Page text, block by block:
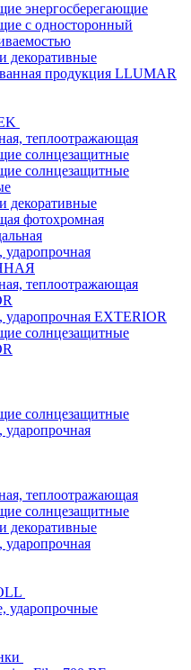
энергосберегающие
с односторонный
декоративные
продукция LLUMAR
теплоотражающая
солнцезащитные
солнцезащитные
декоративные
фотохромная
ударопрочная
теплоотражающая
ударопрочная EXTERIOR
солнцезащитные
солнцезащитные
ударопрочная
теплоотражающая
солнцезащитные
декоративные
ударопрочная
ударопрочные